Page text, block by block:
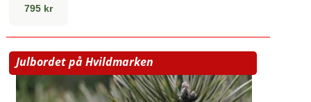
795 kr
Julbordet på Hvildmarken